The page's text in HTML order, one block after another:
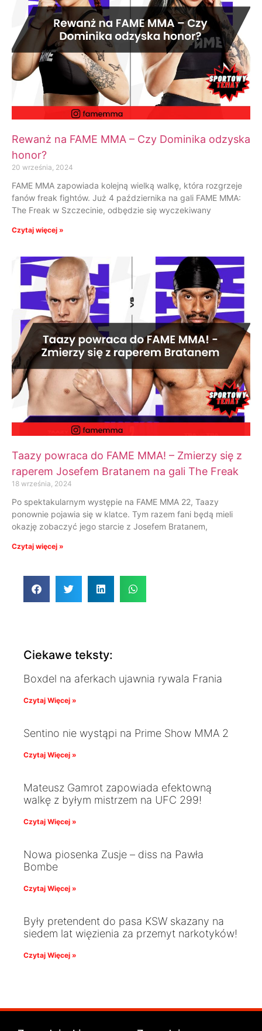
Rewanż na FAME MMA – Czy Dominika odzyska
honor?
20 września, 2024
FAME MMA zapowiada kolejną wielką walkę, która rozgrzeje
fanów freak fightów. Już 4 października na gali FAME MMA:
The Freak w Szczecinie, odbędzie się wyczekiwany
Czytaj więcej »
Taazy powraca do FAME MMA! – Zmierzy się z
raperem Josefem Bratanem na gali The Freak
18 września, 2024
Po spektakularnym występie na FAME MMA 22, Taazy
ponownie pojawia się w klatce. Tym razem fani będą mieli
okazję zobaczyć jego starcie z Josefem Bratanem,
Czytaj więcej »
Ciekawe teksty:
Boxdel na aferkach ujawnia rywala Frania
Czytaj Więcej »
Sentino nie wystąpi na Prime Show MMA 2
Czytaj Więcej »
Mateusz Gamrot zapowiada efektowną
walkę z byłym mistrzem na UFC 299!
Czytaj Więcej »
Nowa piosenka Zusje – diss na Pawła
Bombe
Czytaj Więcej »
Były pretendent do pasa KSW skazany na
siedem lat więzienia za przemyt narkotyków!
Czytaj Więcej »